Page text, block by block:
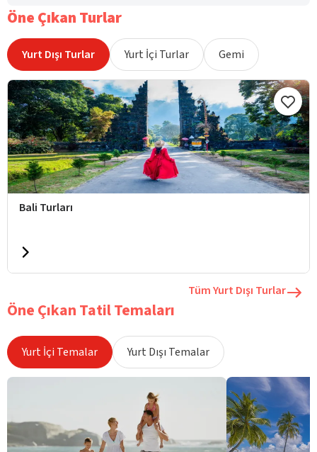
Öne Çıkan Turlar
Yurt Dışı Turlar Yurt İçi Turlar Gemi
Bali Turları
Tüm Yurt Dışı Turlar
Öne Çıkan Tatil Temaları
Yurt İçi Temalar Yurt Dışı Temalar